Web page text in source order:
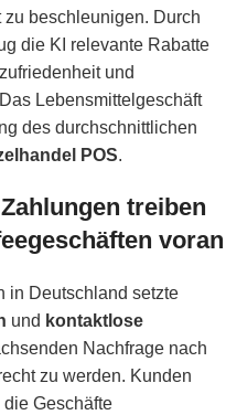
beschleunigen. Durch
die KI relevante Rabatte
und
Lebensmittelgeschäft
des durchschnittlichen
POS.
treiben
voran
in Deutschland setzte
und kontaktlose
Nachfrage nach
zu werden. Kunden
Geschäfte